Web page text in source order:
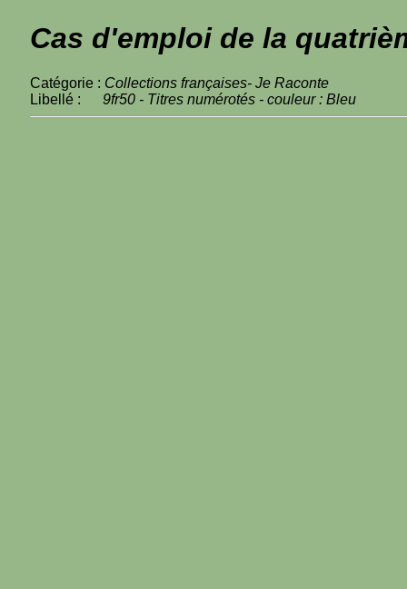
Cas d'emploi de la
Catégorie : Collections françaises- Je Raconte
Libellé : 9fr50 - Titres numérotés - couleur : Bleu